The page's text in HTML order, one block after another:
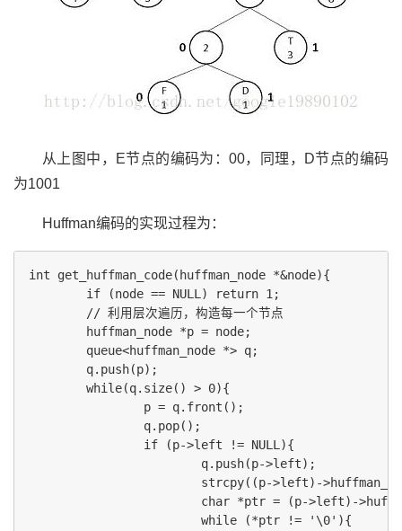
从上图中，E节点的编码为：00，同理，D节点的编码
为1001
Huffman编码的实现过程为：
int get_huffman_code(huffman_node *&node){
        if (node == NULL) return 1;
        // 利用层次遍历，构造每一个节点
        huffman_node *p = node;
        queue<huffman_node *> q;
        q.push(p);
        while(q.size() > 0){
                p = q.front();
                q.pop();
                if (p->left != NULL){
                        q.push(p->left);
strcpy((p->left)-
char *ptr = (p->left)-
                        while (*ptr != '\0'){